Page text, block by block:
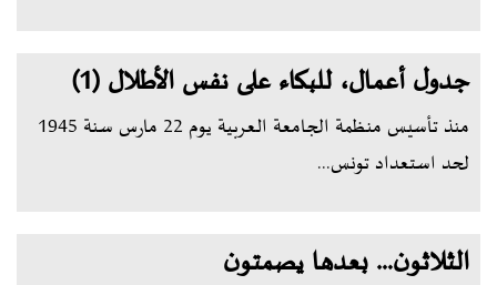
جدول أعمال، للبكاء على نفس الأطلال (1)
منذ تأسيس منظمة الجامعة العربية يوم 22 مارس سنة 1945
لحد استعداد تونس...
الثلاثون… بعدها يصمتون